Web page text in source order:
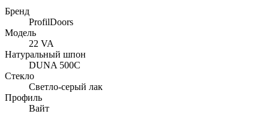
Бренд
ProfilDoors
Модель
22 VA
Натуральный шпон
DUNA 500C
Стекло
Светло-серый лак
Профиль
Вайт